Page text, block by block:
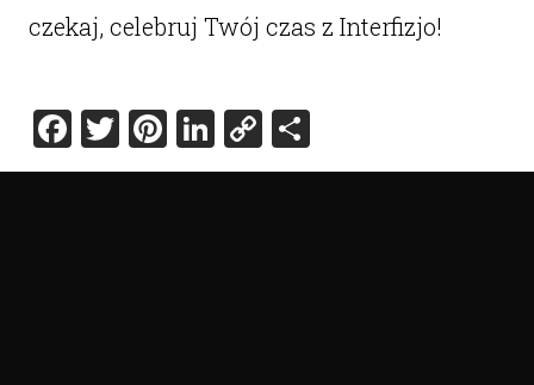
czekaj, celebruj Twój czas z Interfizjo!
Facebook
Twitter
Pinterest
LinkedIn
Copy
Link
Share